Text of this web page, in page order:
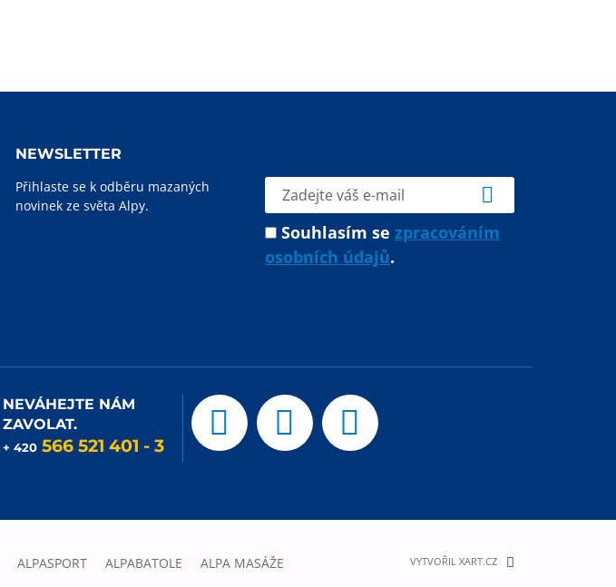
NEWSLETTER
Přihlaste se k odběru mazaných
novinek ze světa Alpy.
Souhlasím se zpracováním
osobních údajů.
NEVÁHEJTE NÁM
ZAVOLAT.
+ 420 566 521 401 - 3
ALPASPORT ALPABATOLE ALPA MASÁŽE VYTVOŘIL XART.CZ